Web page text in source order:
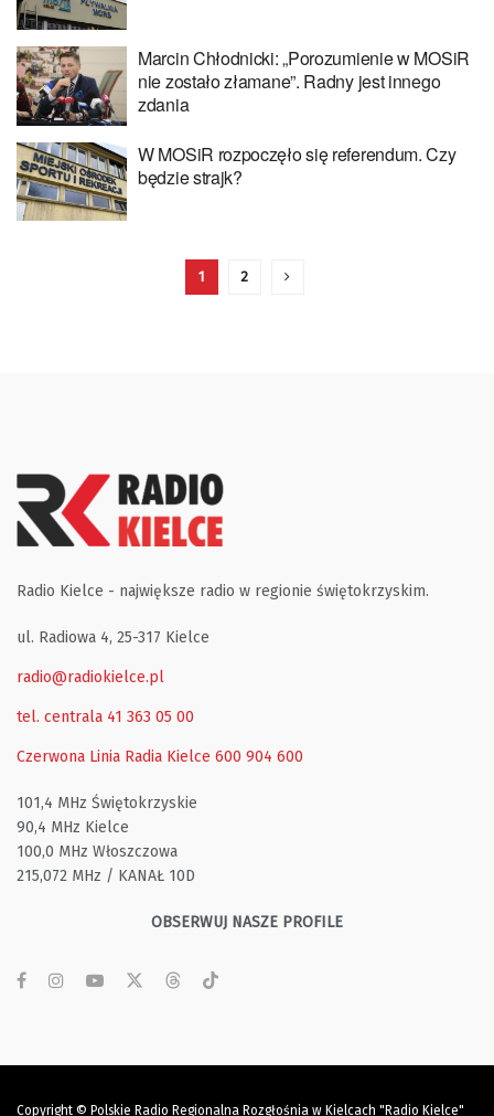
Marcin Chłodnicki: „Porozumienie w MOSiR
nie zostało złamane”. Radny jest innego
zdania
W MOSiR rozpoczęło się referendum. Czy
będzie strajk?
1 2
Radio Kielce - największe radio w regionie świętokrzyskim.
ul. Radiowa 4, 25-317 Kielce
radio@radiokielce.pl
tel. centrala 41 363 05 00
Czerwona Linia Radia Kielce 600 904 600
101,4 MHz Świętokrzyskie
90,4 MHz Kielce
100,0 MHz Włoszczowa
215,072 MHz / KANAŁ 10D
OBSERWUJ NASZE PROFILE
Copyright © Polskie Radio Regionalna Rozgłośnia w Kielcach "Radio Kielce"